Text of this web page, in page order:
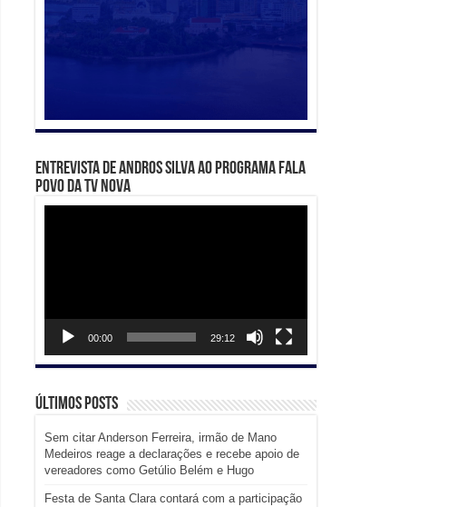
Entrevista de Andros Silva ao programa Fala
Povo da TV Nova
00:00 29:12
Últimos posts
Sem citar Anderson Ferreira, irmão de Mano
Medeiros reage a declarações e recebe apoio de
vereadores como Getúlio Belém e Hugo
Festa de Santa Clara contará com a participação